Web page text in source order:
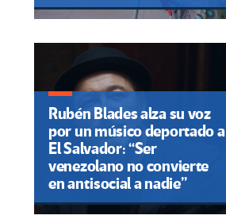
Rubén Blades alza su voz
por un músico deportado a
El Salvador: “Ser
venezolano no convierte
en antisocial a nadie”